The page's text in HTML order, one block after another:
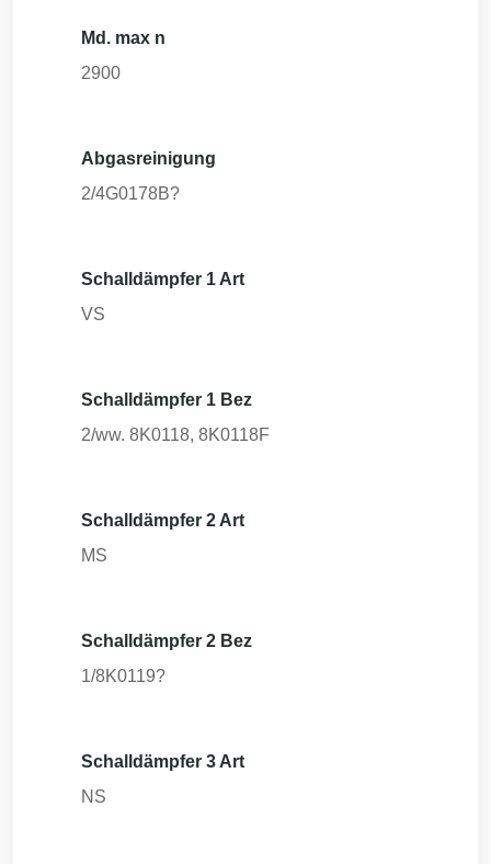
Md. max n
2900
Abgasreinigung
2/4G0178B?
Schalldämpfer 1 Art
VS
Schalldämpfer 1 Bez
2/ww. 8K0118, 8K0118F
Schalldämpfer 2 Art
MS
Schalldämpfer 2 Bez
1/8K0119?
Schalldämpfer 3 Art
NS